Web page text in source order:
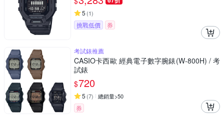
5 (1)
挑戰低價 券
考試錶推薦
CASIO卡西歐 經典電子數字腕錶(W-800H) / 考
試錶
$720
5 (7) 總銷量>50
券